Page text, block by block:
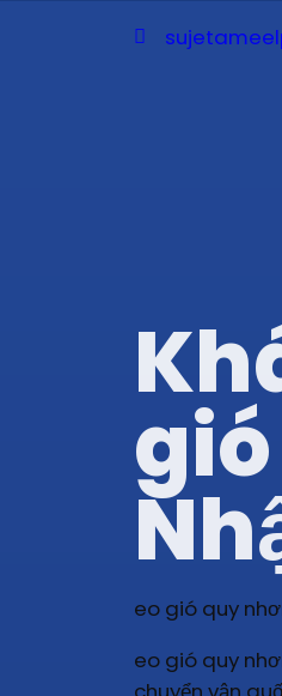
eo gió quy
eo gió quy